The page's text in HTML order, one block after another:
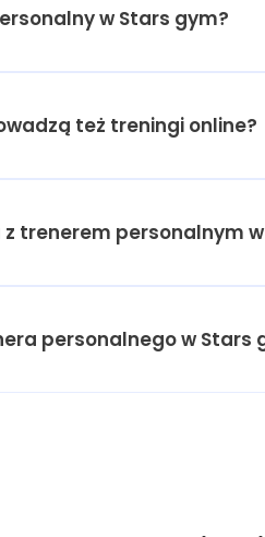
w Stars gym?
też treningi online?
trenerem personalnym
personalnego w Stars